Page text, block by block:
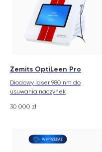
Zemits OptiLeen Pro
Diodowy laser 980 nm do
usuwania naczyńek
30 000 zł
zemits.co.uk
zemits.eu
zemits.it